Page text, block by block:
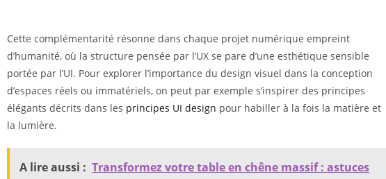
Cette complémentarité résonne dans chaque projet numérique empreint
d’humanité, où la structure pensée par l’UX se pare d’une esthétique sensible
portée par l’UI. Pour explorer l’importance du design visuel dans la conception
d’espaces réels ou immatériels, on peut par exemple s’inspirer des principes
élégants décrits dans les principes UI design pour habiller à la fois la matière et
la lumière.
A lire aussi : Transformez votre table en chêne massif : astuces